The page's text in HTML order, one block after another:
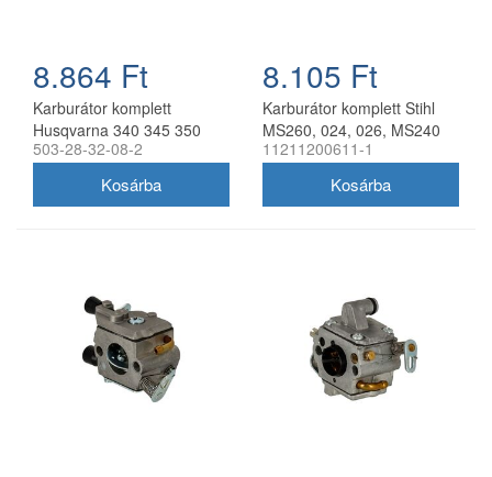
8.864 Ft
Karburátor komplett
Husqvarna 340 345 350
láncfűrészhez utángyártott
503-28-32-08-2
8.105 Ft
Karburátor komplett Stihl
MS260, 024, 026, MS240
láncfűrészhez utángyártott
11211200611-1